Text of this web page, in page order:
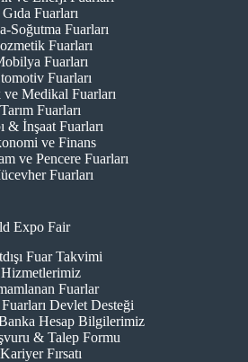
Gıda Fuarları
Soğutma Fuarları
Fuarları
Fuarları
Fuarları
ve Medikal Fuarları
Tarım Fuarları
& İnşaat Fuarları
ve Finans
ve Pencere Fuarları
Fuarları
Expo Fair
Fuar Takvimi
Hizmetlerimiz
Fuarlar
Fuarları Devlet Desteği
Hesap Bilgilerimiz
& Talep Formu
Kariyer Fırsatı